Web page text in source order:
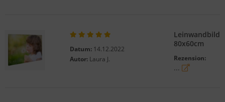
Datum:14.12.2022
Autor:Laura J.
Leinwandbild
80x60cm
Rezension:
...